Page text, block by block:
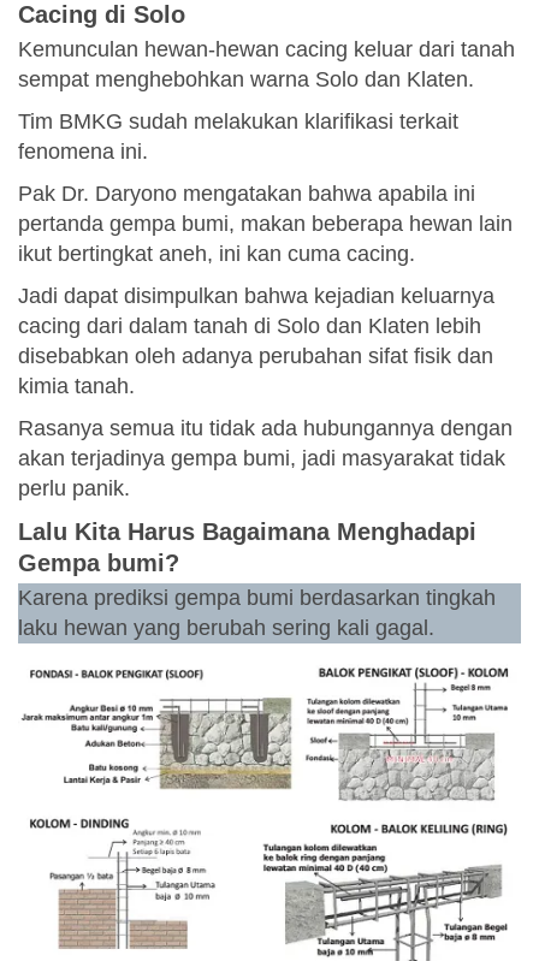
Cacing di Solo
Kemunculan hewan-hewan cacing keluar dari tanah
sempat menghebohkan warna Solo dan Klaten.
Tim BMKG sudah melakukan klarifikasi terkait
fenomena ini.
Pak Dr. Daryono mengatakan bahwa apabila ini
pertanda gempa bumi, makan beberapa hewan lain
ikut bertingkat aneh, ini kan cuma cacing.
Jadi dapat disimpulkan bahwa kejadian keluarnya
cacing dari dalam tanah di Solo dan Klaten lebih
disebabkan oleh adanya perubahan sifat fisik dan
kimia tanah.
Rasanya semua itu tidak ada hubungannya dengan
akan terjadinya gempa bumi, jadi masyarakat tidak
perlu panik.
Lalu Kita Harus Bagaimana Menghadapi
Gempa bumi?
Karena prediksi gempa bumi berdasarkan tingkah
laku hewan yang berubah sering kali gagal.